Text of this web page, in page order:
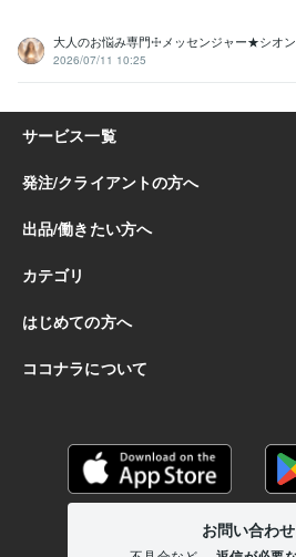
大人のお悩み専門☩メッセンジャー★シオン
2026/07/11 10:25